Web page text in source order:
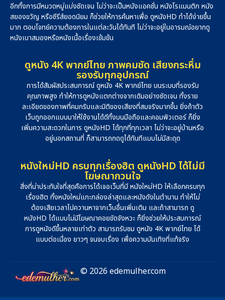
อีกทั้งการมีหมวดหมู่แบ่งชัดเจน ไม่ว่าจะเป็นหนังแอคชั่น หนังโรแมนติก หนัง
สยองขวัญ หรือซีรีส์ยอดนิยม ก็ช่วยให้การค้นหาเพื่อ ดูหนังHD ทำได้ง่ายขึ้น
มาก ตอบโจทย์ความต้องการในแต่ละวันได้ทันที ไม่ว่าจะอยู่ในอารมณ์อยากดู
หนังเบาสมองหรือหนังเนื้อเรื่องเข้มข้น
ดูหนัง 4K พากย์ไทย ภาพคมชัด เสียงกระหึ่ม
รองรับทุกอุปกรณ์
การได้สัมผัสประสบการณ์ ดูหนัง 4K พากย์ไทย บนระบบที่รองรับ
คุณภาพสูง ทำให้การดูหนังแตกต่างจากเดิมอย่างชัดเจน ทั้งราย
ละเอียดของภาพที่คมกริบและมิติของเสียงที่สมจริงมากขึ้น ยิ่งถ้าตัว
เว็บถูกออกแบบมาให้ใช้งานได้ดีทั้งบนมือถือและคอมพิวเตอร์ ก็ยิ่ง
เพิ่มความสะดวกในการ ดูหนังHD ได้ทุกที่ทุกเวลา ไม่ว่าจะอยู่บ้านหรือ
อยู่นอกสถานที่ ก็สามารถกดดูได้ทันทีแบบไม่มีสะดุด
หนังใหม่HD ครบทุกเรื่องฮิต ดูหนังHD ได้ไม่มี
โฆษณากวนใจ
สิ่งที่น่าประทับใจที่สุดคือการได้เจอเว็บที่มี หนังใหม่HD ให้เลือกครบทุก
เรื่องฮิต ทั้งหนังใหม่แกะกล่องล่าสุดและหนังดังในตำนาน ทำให้ไม่
ต้องเสียเวลาไปควานหาจากเว็บอื่นเพิ่มเติม และถ้าสามารถ ดู
หนังHD ได้แบบไม่มีโฆษณาคอยขัดจังหวะ ก็ยิ่งช่วยให้ประสบการณ์
การดูหนังดีขึ้นหลายเท่าตัว สามารถรับชม ดูหนัง 4K พากย์ไทย ได้
แบบต่อเนื่อง ยาวๆ จนจบเรื่อง เพื่อความบันเทิงที่แท้จริง
© 2026 edemulher.com